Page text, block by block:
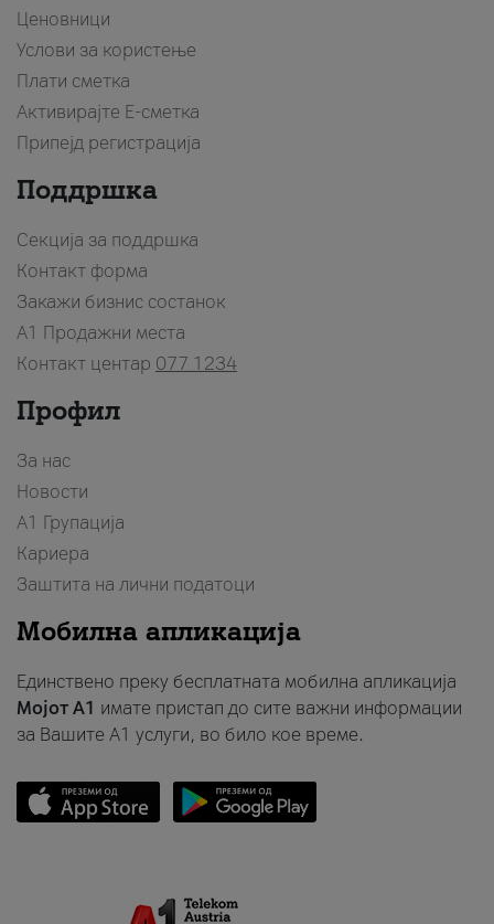
Ценовници
Услови за користење
Плати сметка
Активирајте Е-сметка
Припејд регистрација
Поддршка
Секција за поддршка
Контакт форма
Закажи бизнис состанок
A1 Продажни места
Контакт центар 077 1234
Профил
За нас
Новости
А1 Групација
Кариера
Заштита на лични податоци
Мобилна апликација
Единствено преку бесплатната мобилна апликација
Мојот A1 имате пристап до сите важни информации
за Вашите A1 услуги, во било кое време.